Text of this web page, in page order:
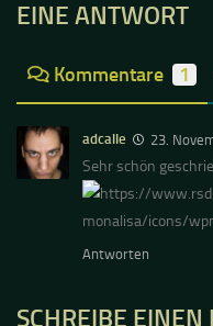
EINE ANTWORT
Kommentare 1
adcalle 23.
Sehr schön
Antworten
SCHREIBE